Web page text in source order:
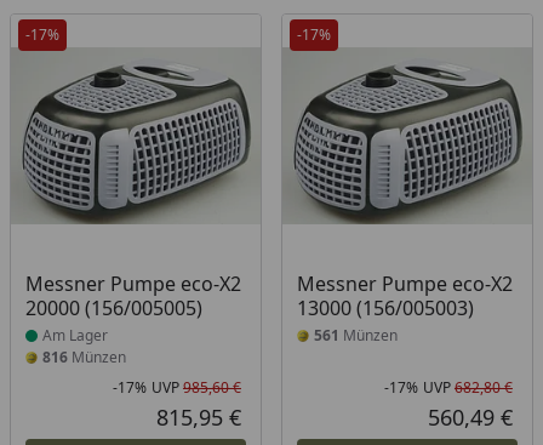
-17%
Messner Pumpe eco-X2
20000 (156/005005)
Produkt am Lager
Am Lager
816 Münzen
Rabatt in Prozent
-17%
Ursprünglicher Preis
UVP985,60 €
Aktueller Preis
815,95 €
-17%
Messner Pumpe eco-X2
13000 (156/005003)
561 Münzen
-17% UVP682,80 €
560,49 €